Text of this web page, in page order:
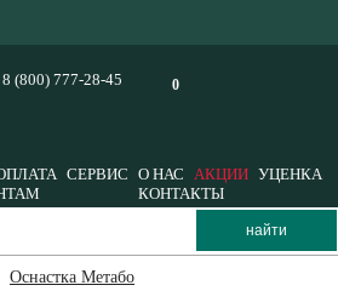
0
8 (800) 777-28-45
СЕРВИС О НАС АКЦИИ УЦЕНКА
КОНТАКТЫ
Оснастка Метабо